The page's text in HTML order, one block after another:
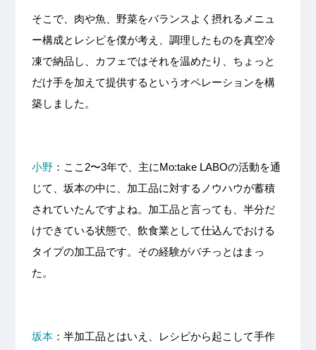
そこで、肉や魚、野菜をバランスよく摂れるメニュ
ー構成とレシピを僕が考え、調理したものを真空冷
凍で納品し、カフェではそれを温めたり、ちょっと
だけ手を加えて提供するというオペレーションを構
築しました。
小野：ここ2〜3年で、主にMo:take LABOの活動を通
じて、坂本の中に、加工品に対するノウハウが蓄積
されていたんですよね。加工品と言っても、半分だ
けできている状態で、飲食業として仕込んでおける
タイプの加工品です。その経験がバチっとはまっ
た。
坂本：半加工品とはいえ、レシピから起こして手作